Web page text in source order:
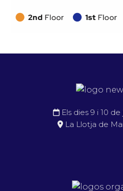
Els dies 9 i 10
La Llotja de